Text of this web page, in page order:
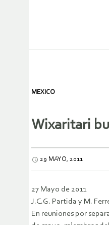
MEXICO
Wixaritari
29 MAYO, 2011
27 Mayo de 2011
J.C.G. Partida y M.
En reuniones por